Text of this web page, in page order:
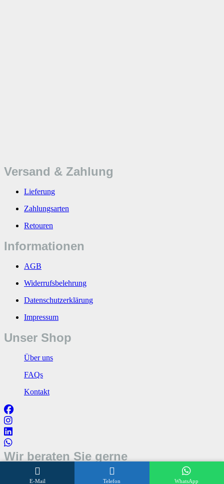
Versand & Zahlung
Lieferung
Zahlungsarten
Retouren
Informationen
AGB
Widerrufsbelehrung
Datenschutzerklärung
Impressum
Unser Shop
Über uns
FAQs
Kontakt
Wir beraten Sie gerne
Öffnungszeiten
E-Mail Telefon WhatsApp